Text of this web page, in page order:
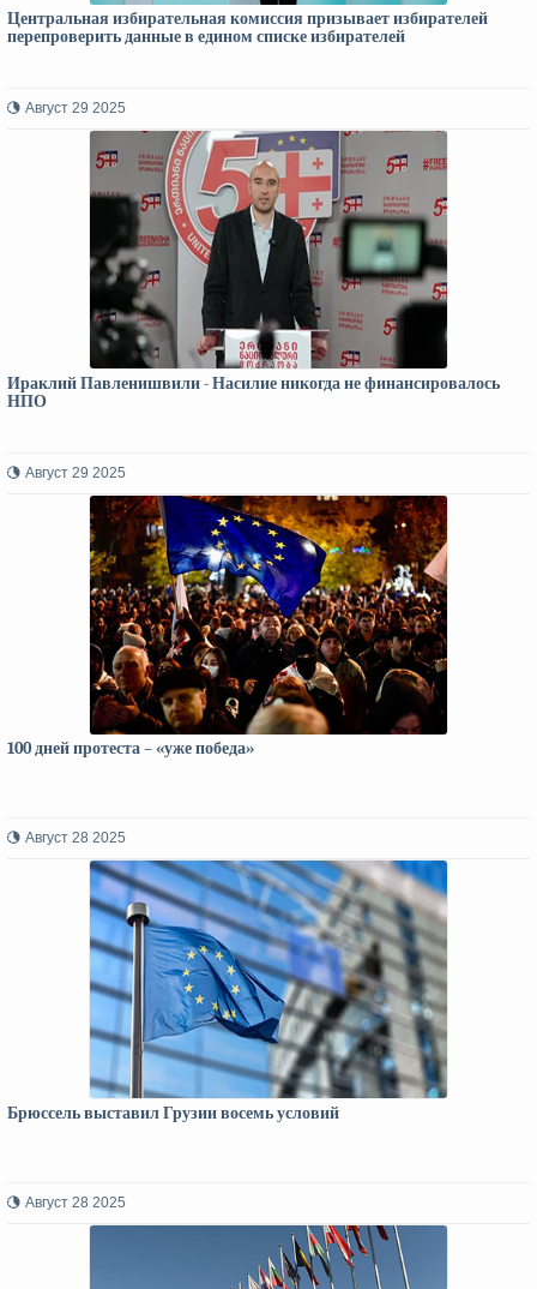
Центральная избирательная комиссия призывает избирателей
перепроверить данные в едином списке избирателей
Август 29 2025
Ираклий Павленишвили - Насилие никогда не финансировалось
НПО
Август 29 2025
100 дней протеста – «уже победа»
Август 28 2025
Брюссель выставил Грузии восемь условий
Август 28 2025